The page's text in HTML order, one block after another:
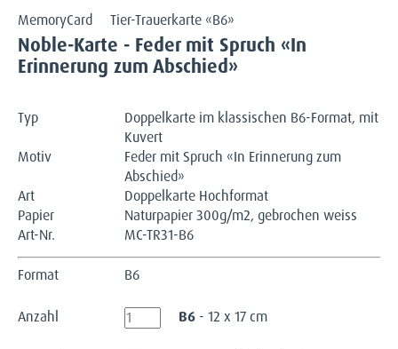
MemoryCard Tier-Trauerkarte «B6»
Noble-Karte - Feder mit Spruch «In
Erinnerung zum Abschied»
Typ
Doppelkarte im klassischen B6-Format, mit
Kuvert
Motiv
Feder mit Spruch «In Erinnerung zum
Abschied»
Art
Doppelkarte Hochformat
Papier
Naturpapier 300g/m2, gebrochen weiss
Art-Nr.
MC-TR31-B6
Format B6
Anzahl B6 - 12 x 17 cm